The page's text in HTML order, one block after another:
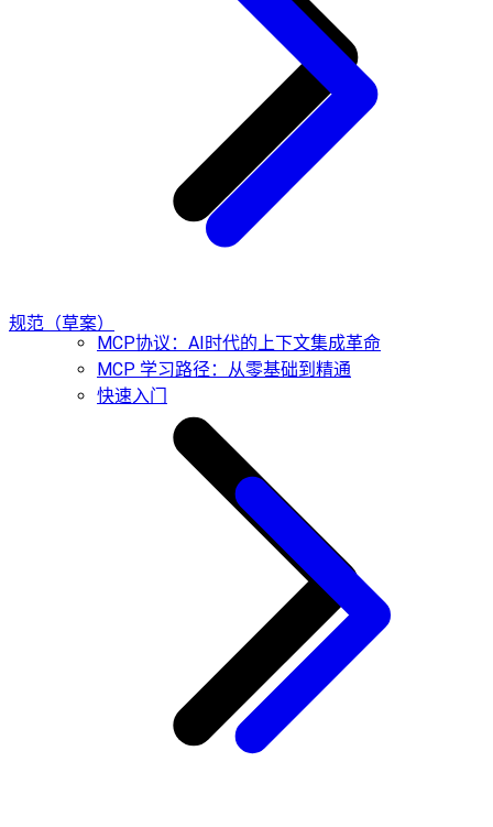
MCP协议：AI时代的上下文集成革命
MCP 学习路径：从零基础到精通
快速入门
规范（草案）